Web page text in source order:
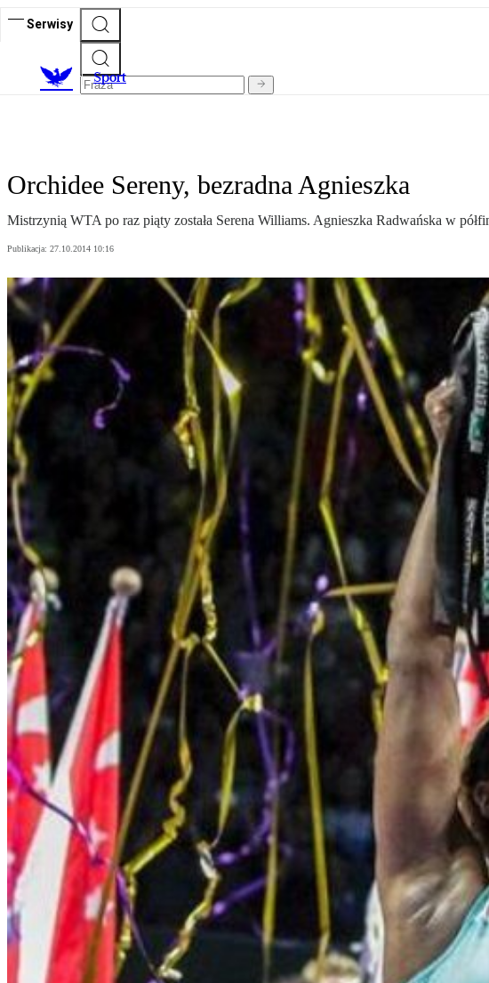
Serwisy
Sport
Orchidee Sereny, bezradna Agnieszka
Mistrzynią WTA po raz piąty została Serena Williams. Agnieszka Radwańska w
Publikacja: 27.10.2014 10:16